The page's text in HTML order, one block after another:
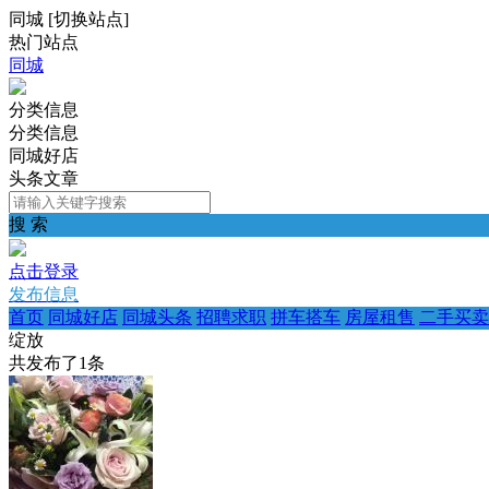
同城 [切换站点]
热门站点
同城
分类信息
分类信息
同城好店
头条文章
搜 索
点击登录
发布信息
首页 同城好店 同城头条 招聘求职 拼车搭车 房屋租售 二手买卖
绽放
共发布了1条